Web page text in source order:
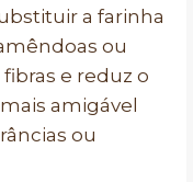
a farinha
ou
e reduz o
amigável
ou